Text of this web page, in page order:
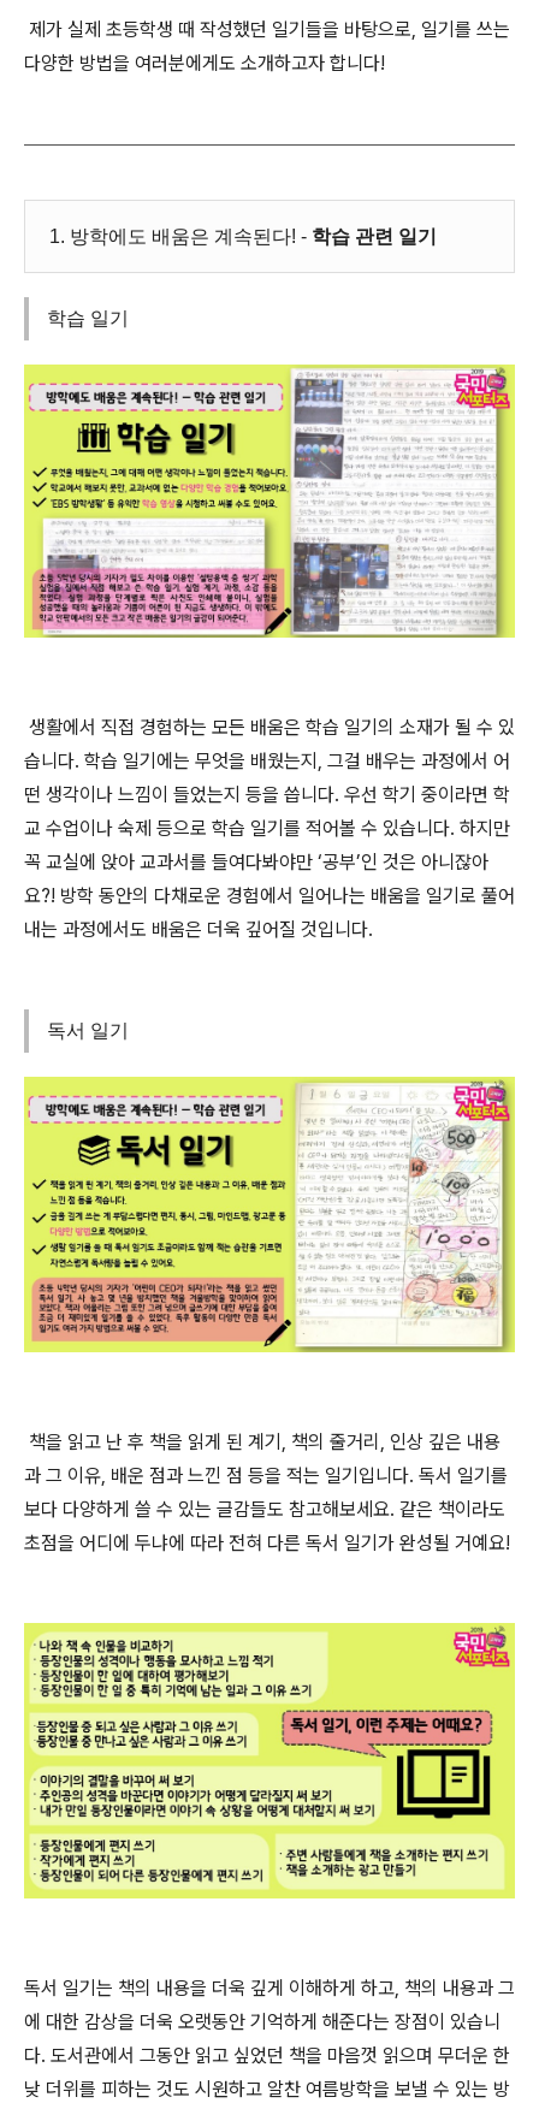
제가 실제 초등학생 때 작성했던 일기들을 바탕으로, 일기를 쓰는
다양한 방법을 여러분에게도 소개하고자 합니다!
1. 방학에도 배움은 계속된다! - 학습 관련 일기
학습 일기
생활에서 직접 경험하는 모든 배움은 학습 일기의 소재가 될 수 있
습니다. 학습 일기에는 무엇을 배웠는지, 그걸 배우는 과정에서 어
떤 생각이나 느낌이 들었는지 등을 씁니다. 우선 학기 중이라면 학
교 수업이나 숙제 등으로 학습 일기를 적어볼 수 있습니다. 하지만
꼭 교실에 앉아 교과서를 들여다봐야만 ‘공부’인 것은 아니잖아
요?! 방학 동안의 다채로운 경험에서 일어나는 배움을 일기로 풀어
내는 과정에서도 배움은 더욱 깊어질 것입니다.
독서 일기
책을 읽고 난 후 책을 읽게 된 계기, 책의 줄거리, 인상 깊은 내용
과 그 이유, 배운 점과 느낀 점 등을 적는 일기입니다. 독서 일기를
보다 다양하게 쓸 수 있는 글감들도 참고해보세요. 같은 책이라도
초점을 어디에 두냐에 따라 전혀 다른 독서 일기가 완성될 거예요!
독서 일기는 책의 내용을 더욱 깊게 이해하게 하고, 책의 내용과 그
에 대한 감상을 더욱 오랫동안 기억하게 해준다는 장점이 있습니
다. 도서관에서 그동안 읽고 싶었던 책을 마음껏 읽으며 무더운 한
낮 더위를 피하는 것도 시원하고 알찬 여름방학을 보낼 수 있는 방